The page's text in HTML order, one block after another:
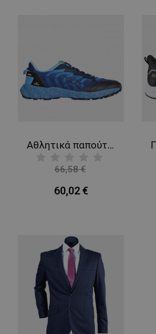
Αθλητικά παπούτσια SANTIAGO NAVY
66,58 €
60,02 €